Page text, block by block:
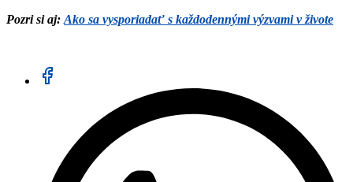
Pozri si aj: Ako sa vysporiadať s každodennými výzvami v živote